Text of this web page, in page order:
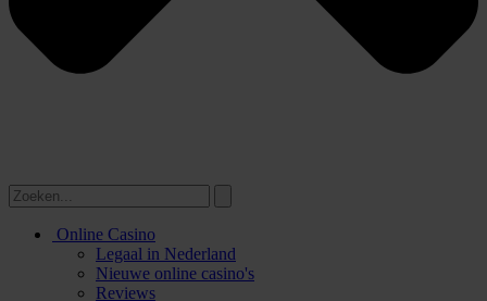
Online Casino
Legaal in Nederland
Nieuwe online casino's
Reviews